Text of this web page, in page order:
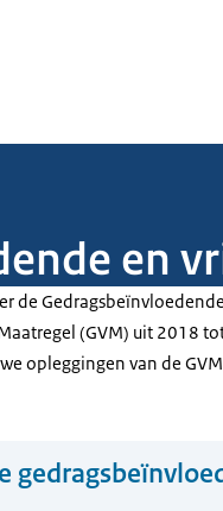
en
de
(GVM) uit 2018
opleggingen van de